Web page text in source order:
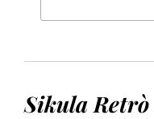
Sikula Retrò